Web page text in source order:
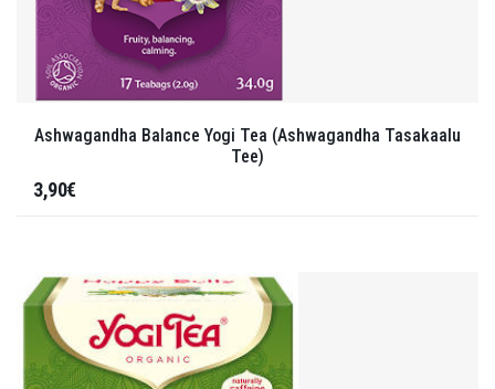
Ashwagandha Balance Yogi Tea (Ashwagandha Tasakaalu
Tee)
3,90€